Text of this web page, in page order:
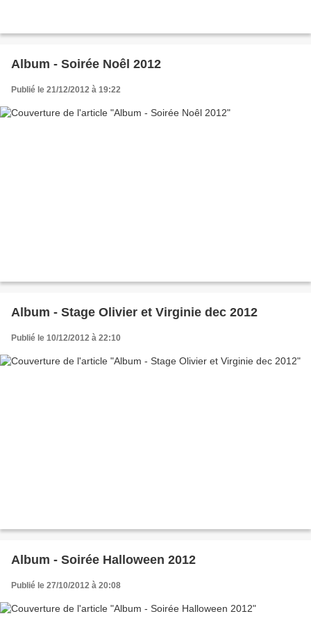
Album - Soirée Noêl 2012
Publié le 21/12/2012 à 19:22
Album - Stage Olivier et Virginie dec 2012
Publié le 10/12/2012 à 22:10
Album - Soirée Halloween 2012
Publié le 27/10/2012 à 20:08